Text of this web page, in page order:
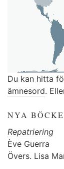
Du kan hitta
ämnesord.
NYA
Repatriering
Ève Guerra
Övers. Lisa